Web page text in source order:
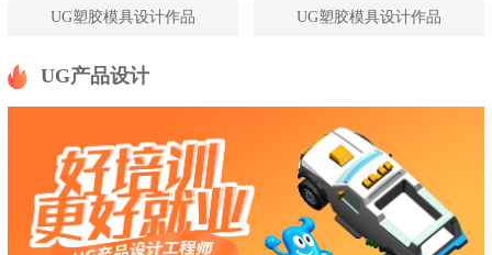
UG塑胶模具设计作品 UG塑胶模具设计作品
UG产品设计